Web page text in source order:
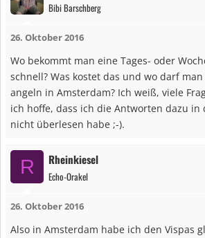
Bibi Barschberg
26. Oktober 2016
Wo bekommt man eine Tages- oder
schnell? Was kostet das und wo darf
angeln in Amsterdam? Ich weiß, viele
ich hoffe, dass ich die Antworten dazu in
nicht überlesen habe ;-).
R Rheinkiesel
Echo-Orakel
26. Oktober 2016
Also in Amsterdam habe ich den Vispas